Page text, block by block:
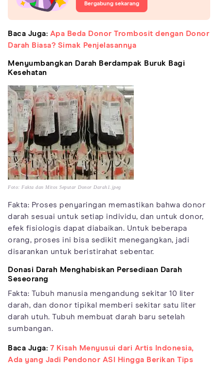
Bergabung sekarang
Baca Juga: Apa Beda Donor Trombosit dengan Donor
Darah Biasa? Simak Penjelasannya
Menyumbangkan Darah Berdampak Buruk Bagi
Kesehatan
Foto: Fakta dan Mitos Seputar Donor Darah1.jpeg
Fakta: Proses penyaringan memastikan bahwa donor
darah sesuai untuk setiap individu, dan untuk donor,
efek fisiologis dapat diabaikan. Untuk beberapa
orang, proses ini bisa sedikit menegangkan, jadi
disarankan untuk beristirahat sebentar.
Donasi Darah Menghabiskan Persediaan Darah
Seseorang
Fakta: Tubuh manusia mengandung sekitar 10 liter
darah, dan donor tipikal memberi sekitar satu liter
darah utuh. Tubuh membuat darah baru setelah
sumbangan.
Baca Juga: 7 Kisah Menyusui dari Artis Indonesia,
Ada yang Jadi Pendonor ASI Hingga Berikan Tips